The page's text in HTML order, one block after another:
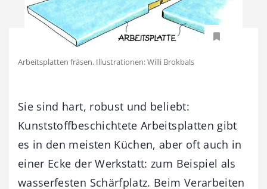
Arbeitsplatten fräsen. Illustrationen: Willi Brokbals
Sie sind hart, robust und beliebt:
Kunststoffbeschichtete Arbeitsplatten gibt
es in den meisten Küchen, aber oft auch in
einer Ecke der Werkstatt: zum Beispiel als
wasserfesten Schärfplatz. Beim Verarbeiten